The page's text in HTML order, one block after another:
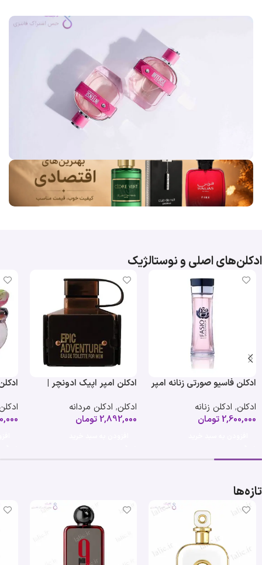
ادکلن‌های اصلی و نوستالژیک
ادکلن فاسیو صورتی زنانه امپر
ادکلن, ادکلن زنانه
2,600,000تومان
ادکلن امپر اپیک ادونچر |
ادکلن, ادکلن مردانه
2,892,000تومان
تازه‌ها